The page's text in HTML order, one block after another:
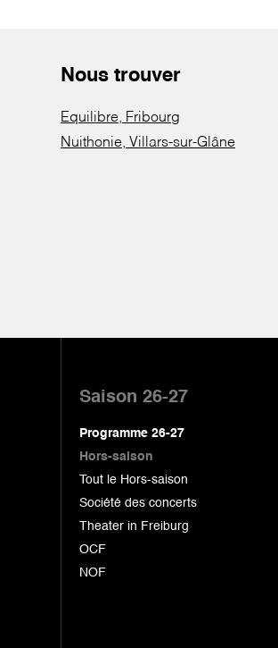
Nous trouver
Equilibre, Fribourg
Nuithonie, Villars-sur-Glâne
Saison 26-27
Programme 26-27
Hors-saison
Tout le Hors-saison
Société des concerts
Theater in Freiburg
OCF
NOF